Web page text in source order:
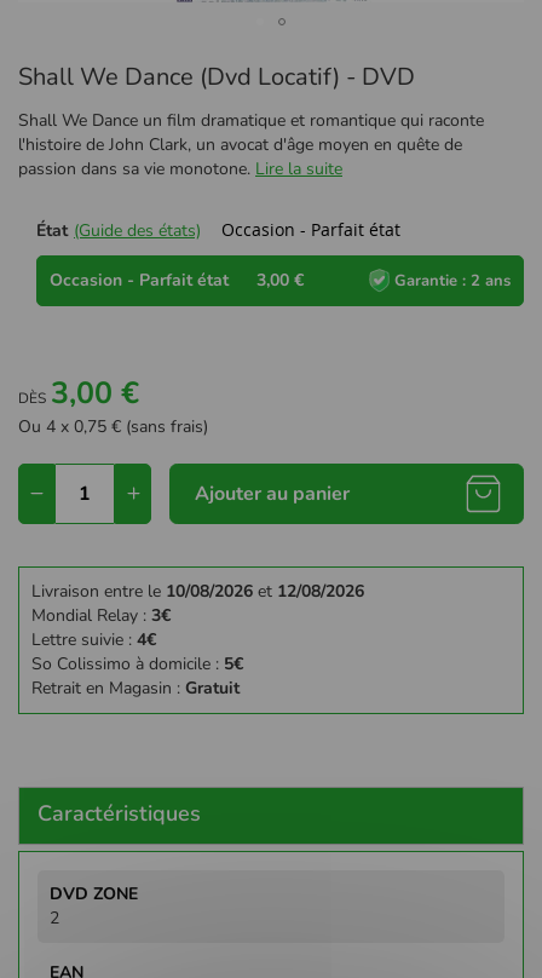
au
de
la
Galerie
Shall We Dance (Dvd Locatif) - DVD
Shall We Dance un film dramatique et romantique qui raconte
l'histoire de John Clark, un avocat d'âge moyen en quête de
passion dans sa vie monotone. Lire la suite
État (Guide des états) Occasion - Parfait état
Occasion - Parfait état 3,00 € Garantie : 2 ans
DÈS 3,00 €
Ou 4 x 0,75 € (sans frais)
Ajouter au panier
Livraison entre le 10/08/2026 et 12/08/2026
Mondial Relay : 3€
Lettre suivie : 4€
So Colissimo à domicile : 5€
Retrait en Magasin : Gratuit
Caractéristiques
d'infos
2